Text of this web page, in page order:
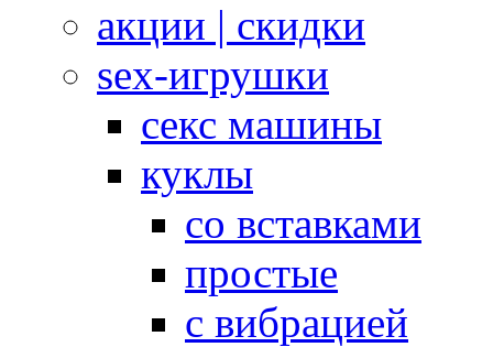
акции | скидки
sex-игрушки
секс машины
куклы
со вставками
простые
с вибрацией